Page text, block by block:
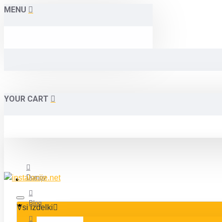
MENU
YOUR CART
Domov
Blog
Vsi izdelki